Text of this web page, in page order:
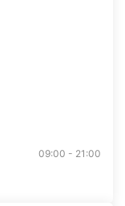
09:00 - 21:00